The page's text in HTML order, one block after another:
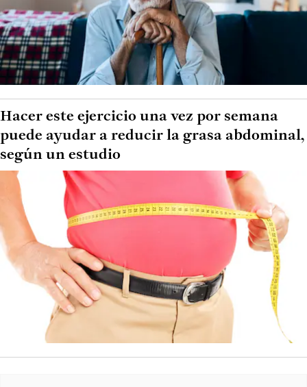
Hacer este ejercicio una vez por semana
puede ayudar a reducir la grasa abdominal,
según un estudio